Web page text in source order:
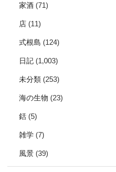
家酒 (71)
店 (11)
式根島 (124)
日記 (1,003)
未分類 (253)
海の生物 (23)
銛 (5)
雑学 (7)
風景 (39)